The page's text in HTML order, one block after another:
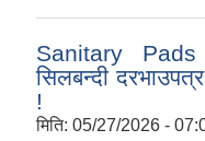
Sanitary Pads
सिलबन्दी
!
मिति: 05/27/2026 -